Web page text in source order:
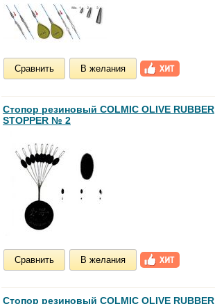
Сравнить В желания
Стопор резиновый COLMIC OLIVE RUBBER
STOPPER № 2
Сравнить В желания
Стопор резиновый COLMIC OLIVE RUBBER